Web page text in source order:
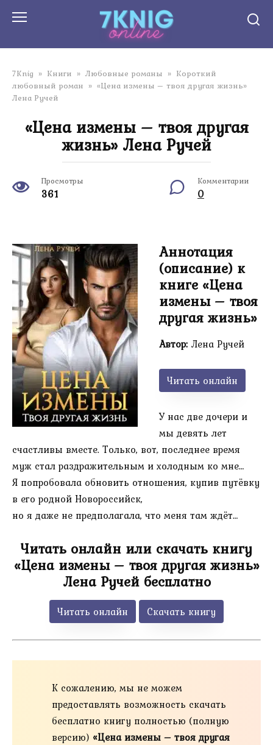
7Knig » Книги » Любовные романы » Короткий
любовный роман » «Цена измены – твоя другая жизнь»
Лена Ручей
«Цена измены – твоя другая
жизнь» Лена Ручей
Просмотры
361
Комментарии
0
Аннотация
(описание) к
книге «Цена
измены – твоя
другая жизнь»
Автор:Лена Ручей
Читать онлайн
У нас две дочери и
мы девять лет
счастливы вместе. Только, вот, последнее время
муж стал раздражительным и холодным ко мне…
Я попробовала обновить отношения, купив путёвку
в его родной Новороссийск,
но я даже не предполагала, что меня там ждёт…
Читать онлайн или скачать книгу
«Цена измены – твоя другая жизнь»
Лена Ручей бесплатно
Читать онлайн Скачать книгу
К сожалению, мы не можем
предоставлять возможность скачать
бесплатно книгу полностью (полную
версию) «Цена измены – твоя другая